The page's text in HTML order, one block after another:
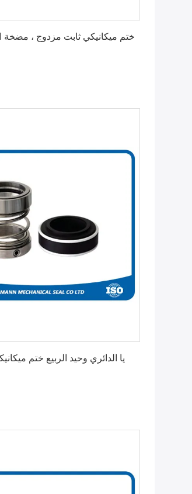
ختم ميكانيكي ثابت مزدوج ، مضخة